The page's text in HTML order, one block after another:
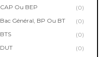
CAP Ou BEP
(0)
Bac Général, BP Ou BT
(0)
BTS
(0)
DUT
(0)